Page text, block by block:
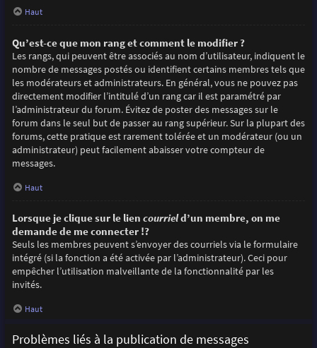
Haut
Qu’est-ce que mon rang et comment le modifier ?
Les rangs, qui peuvent être associés au nom d’utilisateur, indiquent le
nombre de messages postés ou identifient certains membres tels que
les modérateurs et administrateurs. En général, vous ne pouvez pas
directement modifier l’intitulé d’un rang car il est paramétré par
l’administrateur du forum. Évitez de poster des messages sur le
forum dans le seul but de passer au rang supérieur. Sur la plupart des
forums, cette pratique est rarement tolérée et un modérateur (ou un
administrateur) peut facilement abaisser votre compteur de
messages.
Haut
Lorsque je clique sur le lien courrield’un membre, on me
demande de me connecter !?
Seuls les membres peuvent s’envoyer des courriels via le formulaire
intégré (si la fonction a été activée par l’administrateur). Ceci pour
empêcher l’utilisation malveillante de la fonctionnalité par les
invités.
Haut
Problèmes liés à la publication de messages